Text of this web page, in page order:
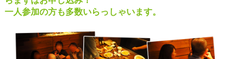
一人参加の方も多数いらっしゃいます。